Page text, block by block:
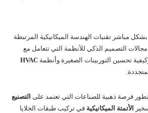
مباشر تقنيات الهندسة الميكانيكية المرتبطة
التصميم الذكي للأنظمة التي تتعامل مع
تحسين التوربينات الصغيرة وأنظمة HVAC
فرصة ذهبية للصناعات التي تعتمد على التصنيع
الأتمتة الميكانيكية في تركيب طبقات الخلايا